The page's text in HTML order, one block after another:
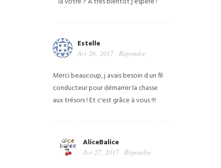
Estelle
Avr 26, 2017 Répondre
Merci beaucoup, j avais besoin d un fil
conducteur pour démarrer la chasse
aux trésors ! Et c'est grâce à vous !!!
AliceBalice
Avr 27, 2017 Répondre